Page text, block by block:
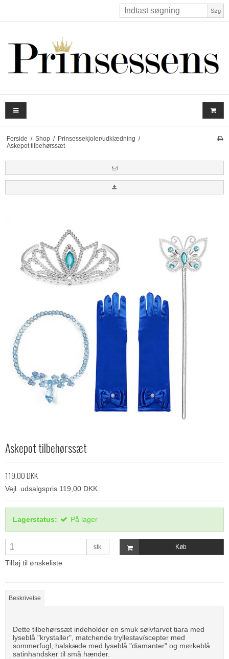
Søg
Forside / Shop / Prinsessekjoler/udklædning /
Askepot tilbehørssæt
Askepot tilbehørssæt
119,00 DKK
Vejl. udsalgspris 119,00 DKK
Lagerstatus: På lager
stk. Køb
Tilføj til ønskeliste
Beskrivelse
Dette tilbehørssæt indeholder en smuk sølvfarvet tiara med
lyseblå "krystaller", matchende tryllestav/scepter med
sommerfugl, halskæde med lyseblå "diamanter" og mørkeblå
satinhandsker til små hænder.